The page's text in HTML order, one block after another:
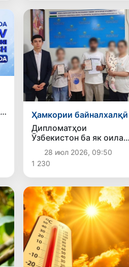
Ҳамкории байналхалқӣ
Дипломатҳои
Ӯзбекистон ба як оилаи
дорои се фарзанд барои
бозгашт аз Владивосток
ба Ватан кумак карданд
28 июл 2026, 09:50
1 230